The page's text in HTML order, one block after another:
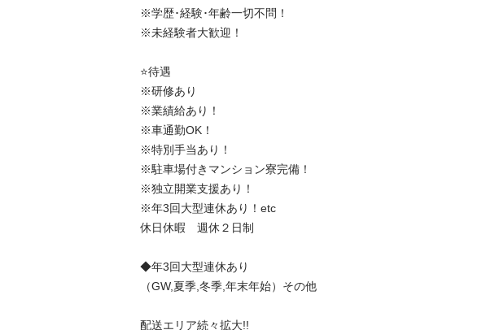
※学歴･経験･年齢一切不問！
※未経験者大歓迎！
⭐️待遇
※研修あり
※業績給あり！
※車通勤OK！
※特別手当あり！
※駐車場付きマンション寮完備！
※独立開業支援あり！
※年3回大型連休あり！etc
休日休暇　週休２日制
◆年3回大型連休あり
（GW,夏季,冬季,年末年始）その他
配送エリア続々拡大!!